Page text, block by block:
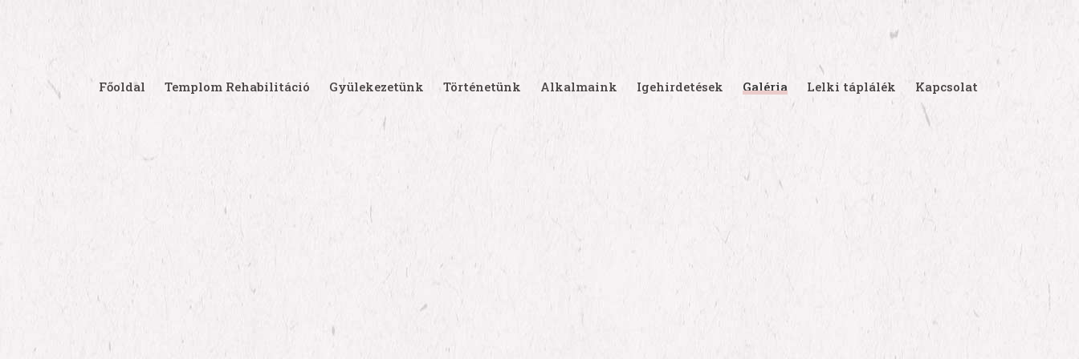
Főoldal Templom Rehabilitáció Gyülekezetünk Történetünk Alkalmaink Igehirdetések Galéria Lelki táplálék Kapcsolat